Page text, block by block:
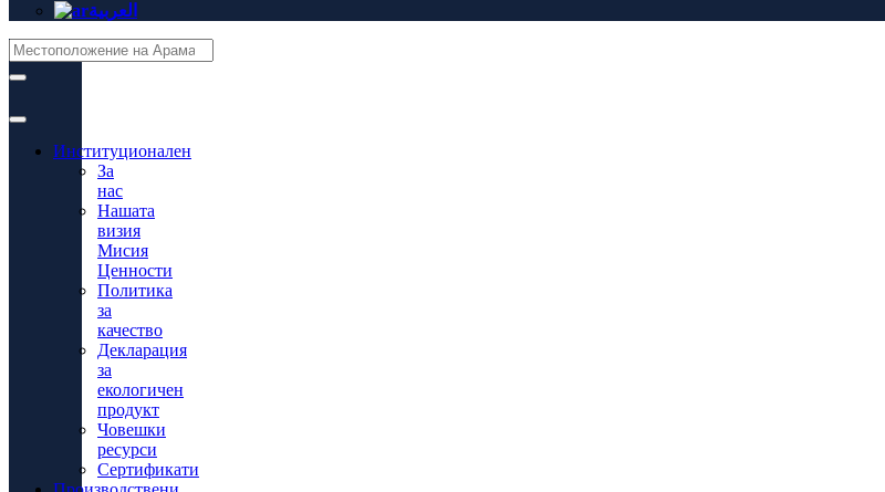
العربية
Институционален
За
нас
Нашата
визия
Мисия
Ценности
Политика
за
качество
Декларация
за
екологичен
продукт
Човешки
ресурси
Сертификати